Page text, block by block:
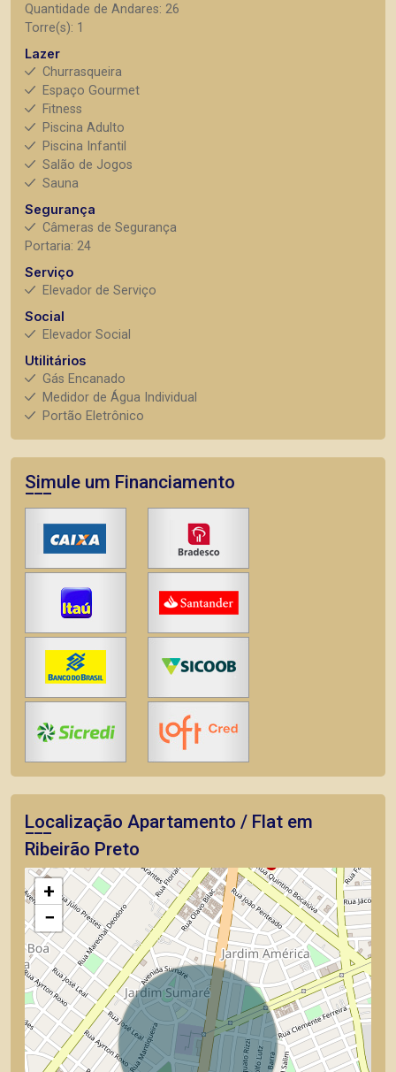
Quantidade de Andares: 26
Torre(s): 1
Lazer
Churrasqueira
Espaço Gourmet
Fitness
Piscina Adulto
Piscina Infantil
Salão de Jogos
Sauna
Segurança
Câmeras de Segurança
Portaria: 24
Serviço
Elevador de Serviço
Social
Elevador Social
Utilitários
Gás Encanado
Medidor de Água Individual
Portão Eletrônico
Simule um Financiamento
Localização Apartamento / Flat em
Ribeirão Preto
+
−